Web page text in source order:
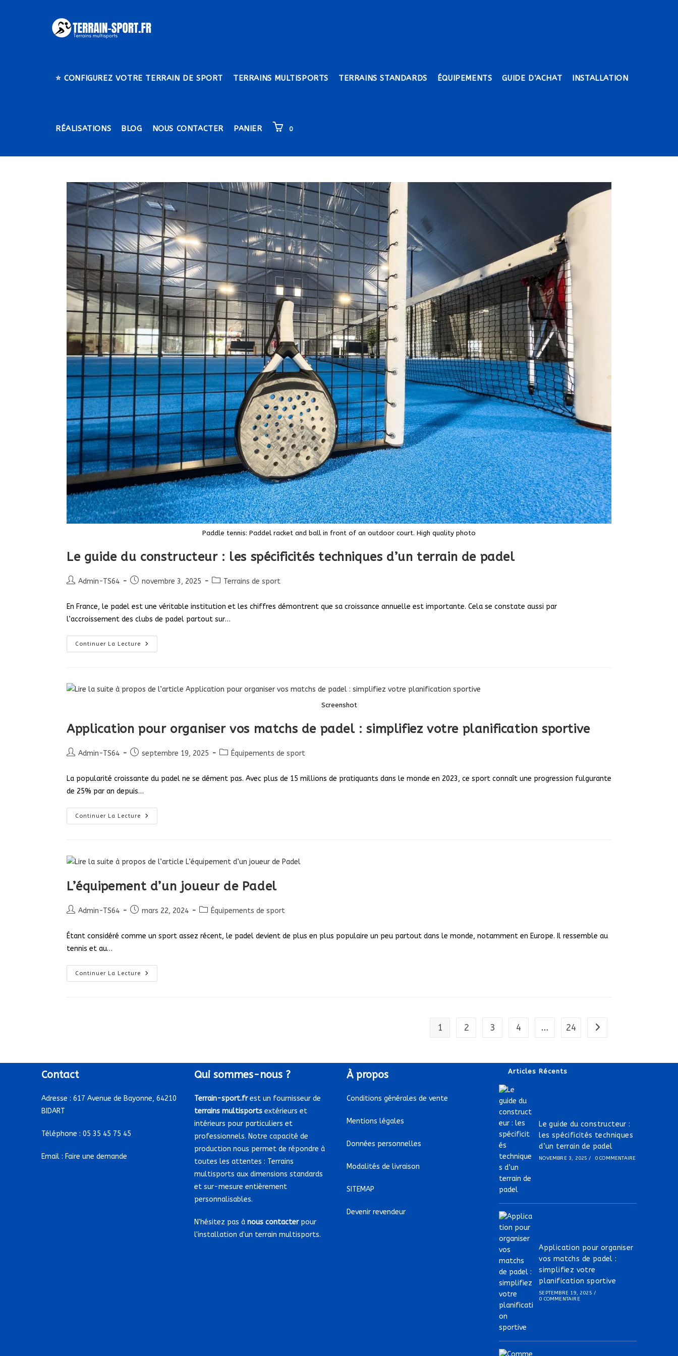
⭐​ CONFIGUREZ VOTRE TERRAIN DE SPORT TERRAINS MULTISPORTS TERRAINS STANDARDS ÉQUIPEMENTS GUIDE D’ACHAT INSTALLATION
RÉALISATIONS BLOG NOUS CONTACTER PANIER 0
Paddle tennis: Paddel racket and ball in front of an outdoor court. High quality photo
Le guide du constructeur : les spécificités techniques d’un terrain de padel
Auteur/autrice
la
publication :
Admin-TS64
Publication
novembre 3, 2025
PostTerrains de sport
En France, le padel est une véritable institution et les chiffres démontrent que sa croissance annuelle est importante. Cela se constate aussi par
l’accroissement des clubs de padel partout sur…
Continuer La Lecture
Le
Guide
Spécificités
Techniques
Screenshot
Application pour organiser vos matchs de padel : simplifiez votre planification sportive
Auteur/autrice
la
publication :
Admin-TS64
Publication
septembre 19, 2025
PostÉquipements de sport
La popularité croissante du padel ne se dément pas. Avec plus de 15 millions de pratiquants dans le monde en 2023, ce sport connaît une progression fulgurante
de 25% par an depuis…
Continuer La Lecture
Application
Pour
Padel
:
Votre
Planification
L’équipement d’un joueur de Padel
Auteur/autrice
la
Admin-TS64
Publication
mars 22, 2024
PostÉquipements de sport
Étant considéré comme un sport assez récent, le padel devient de plus en plus populaire un peu partout dans le monde, notamment en Europe. Il ressemble au
tennis et au…
Continuer La Lecture
L’équipement
D’un
1 2 3 4 … 24 Aller à la page suivante
Contact
Adresse :617 Avenue de Bayonne, 64210
BIDART
Téléphone :05 35 45 75 45
Email : Faire une demande
Qui sommes-nous ?
Terrain-sport.fr est un fournisseur de
terrains multisports extérieurs et
intérieurs pour particuliers et
professionnels. Notre capacité de
production nous permet de répondre à
toutes les attentes : Terrains
multisports aux dimensions standards
et sur-mesure entièrement
personnalisables.
N'hésitez pas à nous contacterpour
l'installation d'un terrain multisports.
Àpropos
Conditions générales de vente
Mentions légales
Données personnelles
Modalités de livraison
SITEMAP
Devenir revendeur
Articles Récents
Le guide du constructeur :
les spécificités techniques
d’un terrain de padel
NOVEMBRE 3, 2025 / 0 COMMENTAIRE
Application pour organiser
vos matchs de padel :
simplifiez votre
planification sportive
SEPTEMBRE 19, 2025 /
0 COMMENTAIRE